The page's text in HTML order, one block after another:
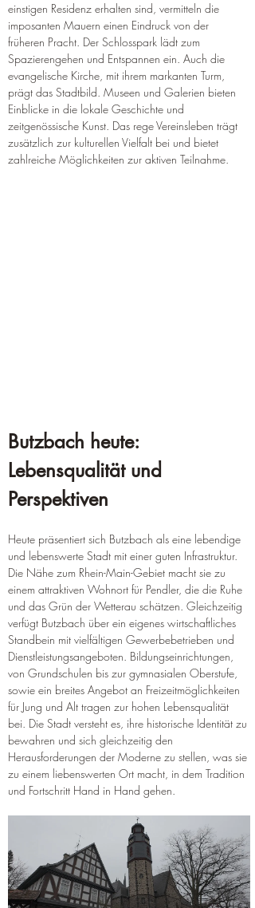
einstigen Residenz erhalten sind, vermitteln die
imposanten Mauern einen Eindruck von der
früheren Pracht. Der Schlosspark lädt zum
Spazierengehen und Entspannen ein. Auch die
evangelische Kirche, mit ihrem markanten Turm,
prägt das Stadtbild. Museen und Galerien bieten
Einblicke in die lokale Geschichte und
zeitgenössische Kunst. Das rege Vereinsleben trägt
zusätzlich zur kulturellen Vielfalt bei und bietet
zahlreiche Möglichkeiten zur aktiven Teilnahme.
Butzbach heute:
Lebensqualität und
Perspektiven
Heute präsentiert sich Butzbach als eine lebendige
und lebenswerte Stadt mit einer guten Infrastruktur.
Die Nähe zum Rhein-Main-Gebiet macht sie zu
einem attraktiven Wohnort für Pendler, die die Ruhe
und das Grün der Wetterau schätzen. Gleichzeitig
verfügt Butzbach über ein eigenes wirtschaftliches
Standbein mit vielfältigen Gewerbebetrieben und
Dienstleistungsangeboten. Bildungseinrichtungen,
von Grundschulen bis zur gymnasialen Oberstufe,
sowie ein breites Angebot an Freizeitmöglichkeiten
für Jung und Alt tragen zur hohen Lebensqualität
bei. Die Stadt versteht es, ihre historische Identität zu
bewahren und sich gleichzeitig den
Herausforderungen der Moderne zu stellen, was sie
zu einem liebenswerten Ort macht, in dem Tradition
und Fortschritt Hand in Hand gehen.